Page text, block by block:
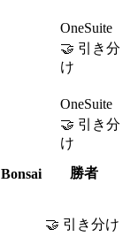
OneSuite
🤝 引き分
け
OneSuite
🤝 引き分
け
Bonsai
勝者
🤝 引き分け